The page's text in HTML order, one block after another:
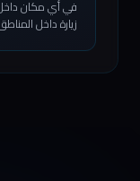
في أي مكان داخل
زيارة داخل المناطق